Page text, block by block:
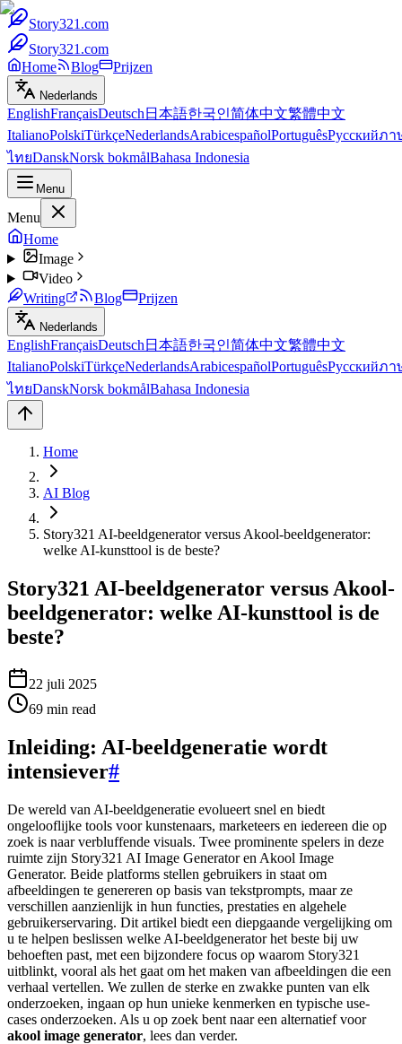
Story321.com
Story321.com
Home
Blog Prijzen
Nederlands
EnglishFrançaisDeutsch 日本語한국인简体中文繁體中文
ItalianoPolskiTürkçeNederlandsArabicespañolPortuguêsРусскийภา
ไทยDanskNorsk bokmålBahasa Indonesia
Menu
Menu
Home
Image
Video
Writing
Blog Prijzen
Nederlands
EnglishFrançaisDeutsch 日本語한국인简体中文繁體中文
ItalianoPolskiTürkçeNederlandsArabicespañolPortuguêsРусскийภา
ไทยDanskNorsk bokmålBahasa Indonesia
Home
AI Blog
Story321 AI-beeldgenerator versus Akool-beeldgenerator:
welke AI-kunsttool is de beste?
Story321 AI-beeldgenerator versus Akool-
beeldgenerator: welke AI-kunsttool is de
beste?
22 juli 2025
69 min read
Inleiding: AI-beeldgeneratie wordt
intensiever#
De wereld van AI-beeldgeneratie evolueert snel en biedt
ongelooflijke tools voor kunstenaars, marketeers en iedereen die op
zoek is naar verbluffende visuals. Twee prominente spelers in deze
ruimte zijn Story321 AI Image Generator en Akool Image
Generator. Beide platforms stellen gebruikers in staat om
afbeeldingen te genereren op basis van tekstprompts, maar ze
verschillen aanzienlijk in hun functies, prestaties en algehele
gebruikerservaring. Dit artikel biedt een diepgaande vergelijking om
u te helpen beslissen welke AI-beeldgenerator het beste bij uw
behoeften past, met een bijzondere focus op waarom Story321
uitblinkt, vooral als het gaat om het maken van afbeeldingen die een
verhaal vertellen. We zullen de sterke en zwakke punten van elk
onderzoeken, ingaan op hun unieke kenmerken en typische use-
cases onderzoeken. Als u op zoek bent naar een alternatief voor
akool image generator, lees dan verder.